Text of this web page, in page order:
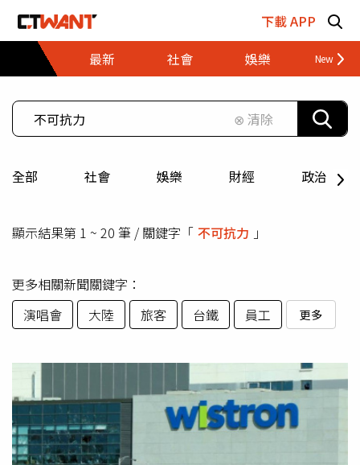
下載 APP
最新
社會 娛樂 財經
⊗ 清除
全部 社會 娛樂 財經 政治
顯示結果第 1 ~ 20 筆 / 關鍵字「 不可抗力 」
更多相關新聞關鍵字：
演唱會
大陸 旅客 台鐵 員工 更多